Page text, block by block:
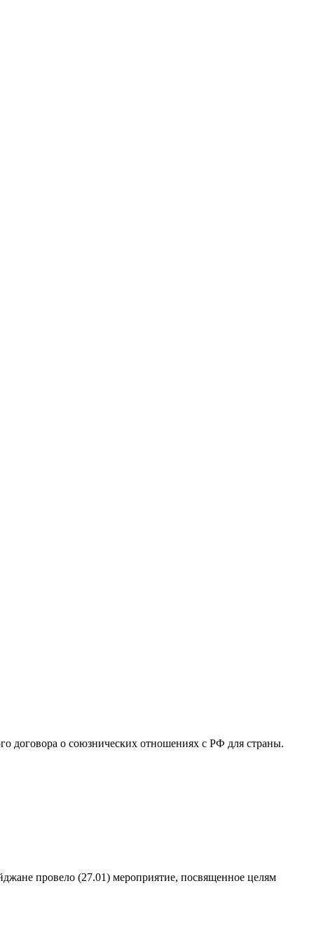
договора о союзнических отношениях с РФ для страны.
провело (27.01) мероприятие, посвященное целям